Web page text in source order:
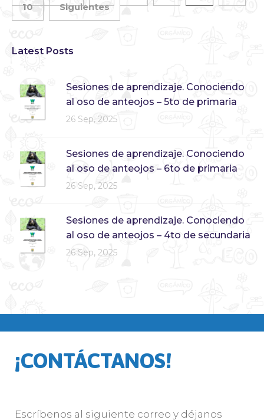
10
Siguientes
Latest Posts
Sesiones de aprendizaje. Conociendo
al oso de anteojos – 5to de primaria
26 Sep, 2025
Sesiones de aprendizaje. Conociendo
al oso de anteojos – 6to de primaria
26 Sep, 2025
Sesiones de aprendizaje. Conociendo
al oso de anteojos – 4to de secundaria
26 Sep, 2025
¡CONTÁCTANOS!
Escríbenos al siguiente correo y déjanos